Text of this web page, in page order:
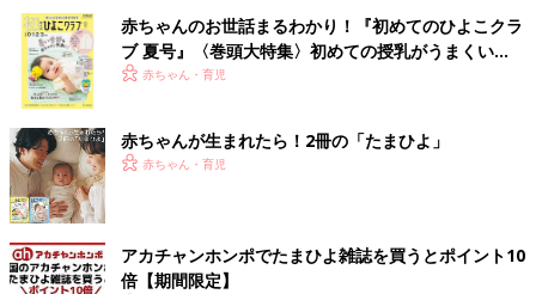
赤ちゃんのお世話まるわかり！『初めてのひよこクラ
ブ 夏号』〈巻頭大特集〉初めての授乳がうまくい
く！ おっぱい・ミルクの基本と夏のトラブル 解決テ
赤ちゃん・育児
赤ちゃんが生まれたら！2冊の「たまひよ」
赤ちゃん・育児
アカチャンホンポでたまひよ雑誌を買うとポイント10
倍【期間限定】